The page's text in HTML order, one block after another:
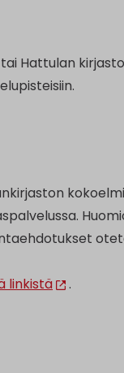
Hattulan
linkistä
.